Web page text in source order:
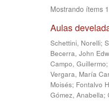
Mostrando ítems
Aulas
Schettini, Norelli;
Becerra, John
Campo, Guillermo;
Vergara, María
Moisés; Fontalvo
Gómez, Anabella;